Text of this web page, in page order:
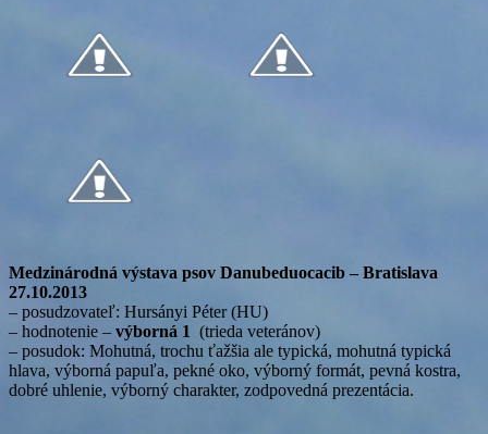
Medzinárodná výstava psov Danubeduocacib – Bratislava
27.10.2013
– posudzovateľ: Hursányi Péter (HU)
– hodnotenie – výborná 1 (trieda veteránov)
– posudok: Mohutná, trochu ťažšia ale typická, mohutná typická
hlava, výborná papuľa, pekné oko, výborný formát, pevná kostra,
dobré uhlenie, výborný charakter, zodpovedná prezentácia.